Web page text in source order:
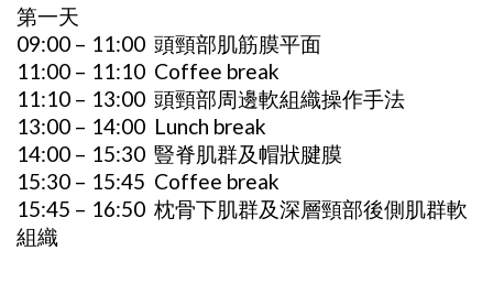
第一天
09:00 – 11:00 頭頸部肌筋膜平面
11:00 – 11:10 Coffee break
11:10 – 13:00 頭頸部周邊軟組織操作手法
13:00 – 14:00 Lunch break
14:00 – 15:30 豎脊肌群及帽狀腱膜
15:30 – 15:45 Coffee break
15:45 – 16:50 枕骨下肌群及深層頸部後側肌群軟
組織